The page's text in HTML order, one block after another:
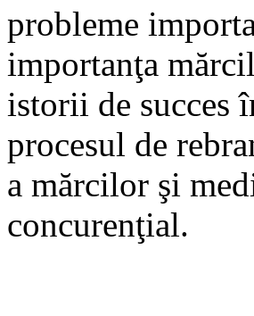
probleme
importanţa
istorii de succes
procesul de
a mărcilor şi
concurenţial.